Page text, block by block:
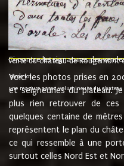
que le dit seigneur Baron de la
de la Velliere tout ainsi et
présent......"
suivent les rentes, donation des
Ci contre les signatures des
vente du château de Rougemont
"3ème lot
une mazure assez volumineuse du
Voici les photos prises en
et seigneuries du plateau.
plus rien retrouver de ces
quelques centaine de
représentent le plan du
ce qui ressemble à une
surtout celles Nord Est et